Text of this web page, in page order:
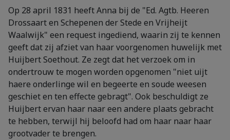
Op 28 april 1831 heeft Anna bij de "Ed. Agtb. Heeren
Drossaart en Schepenen der Stede en Vrijheijt
Waalwijk" een request ingediend, waarin zij te kennen
geeft dat zij afziet van haar voorgenomen huwelijk met
Huijbert Soethout. Ze zegt dat het verzoek om in
ondertrouw te mogen worden opgenomen "niet uijt
haere onderlinge wil en begeerte en soude weesen
geschiet en ten effecte gebragt". Ook beschuldigt ze
Huijbert ervan haar naar een andere plaats gebracht
te hebben, terwijl hij beloofd had om haar naar haar
grootvader te brengen.